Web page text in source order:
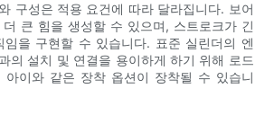
구성은 적용 요건에 따라 달라집니다. 보어
큰 힘을 생성할 수 있으며, 스트로크가 긴
을 구현할 수 있습니다. 표준 실린더의 엔
의 설치 및 연결을 용이하게 하기 위해 로드
아이와 같은 장착 옵션이 장착될 수 있습니